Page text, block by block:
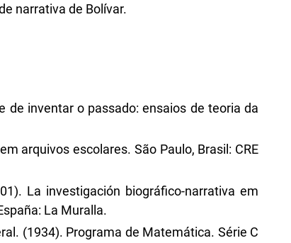
narrativa de Bolívar.
de inventar o passado: ensaios de teoria da
arquivos escolares. São Paulo, Brasil: CRE
La investigación biográfico-narrativa em
La Muralla.
(1934). Programa de Matemática. Série C